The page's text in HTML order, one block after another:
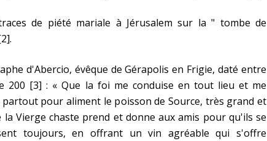
de piété mariale à Jérusalem sur la " tombe de
d'Abercio, évêque de Gérapolis en Frigie, daté entre
200 [3] : « Que la foi me conduise en tout lieu et me
pour aliment le poisson de Source, très grand et
la Vierge chaste prend et donne aux amis pour qu'ils se
toujours, en offrant un vin agréable qui s'offre